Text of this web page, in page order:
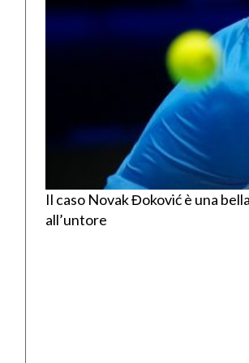
Il caso Novak Đoković è una
all’untore